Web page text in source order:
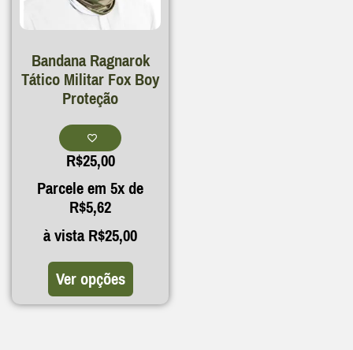
Bandana Ragnarok
Tático Militar Fox Boy
Proteção
R$25,00
Parcele em 5x de
R$5,62
à vistaR$25,00
Ver opções